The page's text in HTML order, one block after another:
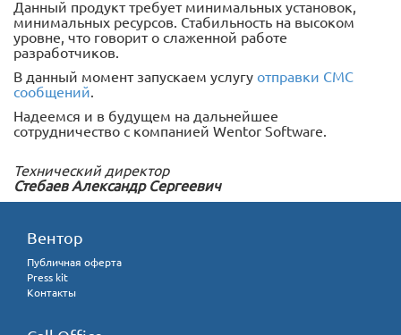
Данный продукт требует минимальных установок,
минимальных ресурсов. Стабильность на высоком
уровне, что говорит о слаженной работе
разработчиков.
В данный момент запускаем услугу отправки СМС
сообщений.
Надеемся и в будущем на дальнейшее
сотрудничество с компанией Wentor Software.
Технический директор
Стебаев Александр Сергеевич
Вентор
Публичная оферта
Press kit
Контакты